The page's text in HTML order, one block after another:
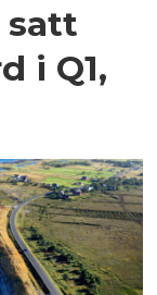
satt
i Q1,